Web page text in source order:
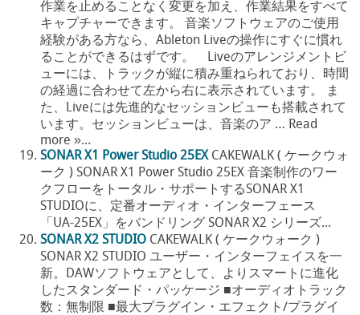
作業を止めることなく変更を加え、作業結果をすべて
キャプチャーできます。 音楽ソフトウェアのご使用
経験がある方なら、Ableton Liveの操作にすぐに慣れ
ることができるはずです。 Liveのアレンジメントビ
ューには、トラックが縦に積み重ねられており、時間
の経過に合わせて左から右に表示されています。 ま
た、Liveには先進的なセッションビューも搭載されて
います。セッションビューは、音楽のア … Read
more »...
SONAR X1 Power Studio 25EX CAKEWALK ( ケークウォ
ーク ) SONAR X1 Power Studio 25EX 音楽制作のワー
クフローをトータル・サポートするSONAR X1
STUDIOに、定番オーディオ・インターフェース
「UA-25EX」をバンドリング SONAR X2 シリーズ...
SONAR X2 STUDIO CAKEWALK ( ケークウォーク )
SONAR X2 STUDIO ユーザー・インターフェイスを一
新。DAWソフトウェアとして、よりスマートに進化
したスタンダード・パッケージ ■オーディオトラック
数：無制限 ■最大プラグイン・エフェクト/プラグイ